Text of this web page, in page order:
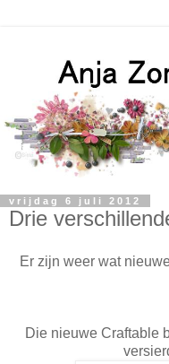
vrijdag 6 juli 2012
Drie
Er zijn weer wat
Die nieuwe Craftable